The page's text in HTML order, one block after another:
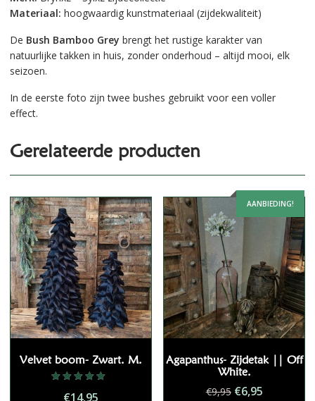
Materiaal: hoogwaardig kunstmateriaal (zijdekwaliteit)
De Bush Bamboo Grey brengt het rustige karakter van
natuurlijke takken in huis, zonder onderhoud – altijd mooi, elk
seizoen.
In de eerste foto zijn twee bushes gebruikt voor een voller
effect.
Gerelateerde producten
Velvet boom- Zwart. M.
5.00
€14,95
AANBIEDING!
Agapanthus- Zijdetak || Off
White.
€9,95 €6,95Huidige